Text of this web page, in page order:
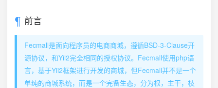
前言
Fecmall是面向程序员的电商商城，遵循BSD-3-Clause开
源协议，和Yii2完全相同的授权协议。Fecmall使用php语
言，基于Yii2框架进行开发的商城，但Fecmall并不是一个
单纯的商城系统，而是一个完备生态，分为根，主干，枝